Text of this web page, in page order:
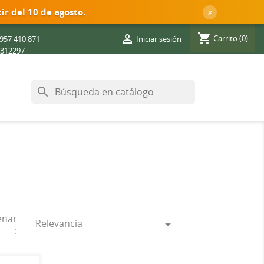
del 10 de agosto. ×
957 410 871
 Iniciar sesión shopping_cart Carrito (0)
search
:
Relevancia 